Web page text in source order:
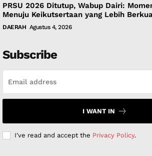
PRSU 2026 Ditutup, Wabup Dairi:
Menuju Keikutsertaan yang Lebih
DAERAH Agustus 4, 2026
Subscribe
I WANT IN
I've read and accept the Privacy Policy.